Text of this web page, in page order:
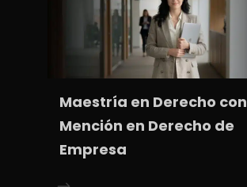
Maestría en Derecho con
Mención en Derecho de
Empresa